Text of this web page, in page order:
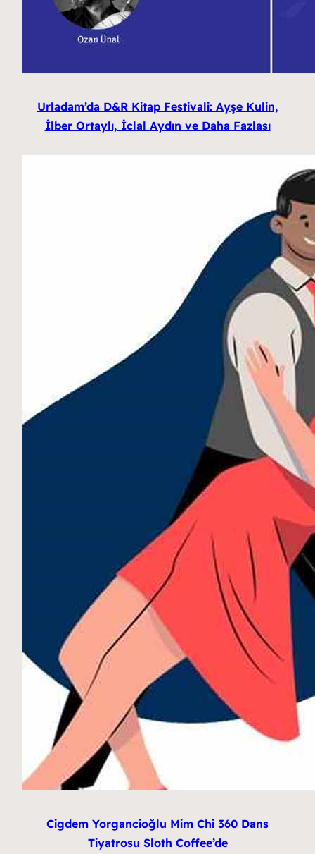
Urladam’da D&R Kitap Festivali: Ayşe Kulin,
İlber Ortaylı, İclal Aydın ve Daha Fazlası
Cigdem Yorgancioğlu Mim Chi 360 Dans
Tiyatrosu Sloth Coffee’de